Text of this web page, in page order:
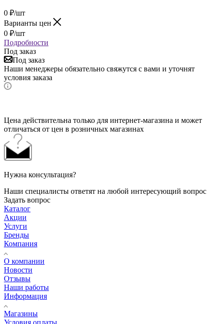
0 ₽/шт
Варианты цен
0 ₽/шт
Подробности
Под заказ
Под заказ
Наши менеджеры обязательно свяжутся с вами и уточнят
условия заказа
Цена действительна только для интернет-магазина и может
отличаться от цен в розничных магазинах
Нужна консультация?
Наши специалисты ответят на любой интересующий вопрос
Задать вопрос
Каталог
Акции
Услуги
Бренды
Компания
О компании
Новости
Отзывы
Наши работы
Информация
Магазины
Условия оплаты